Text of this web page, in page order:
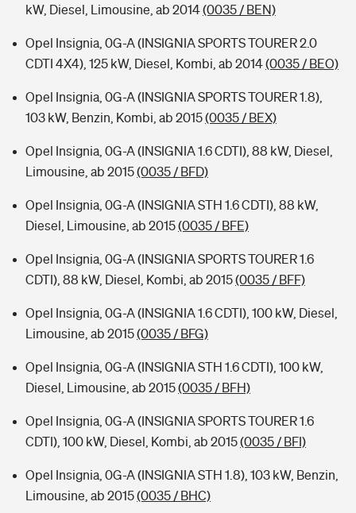
kW, Diesel, Limousine, ab 2014(0035 / BEN)
Opel Insignia, 0G-A (INSIGNIA SPORTS TOURER 2.0
CDTI 4X4), 125 kW, Diesel, Kombi, ab 2014(0035 / BEO)
Opel Insignia, 0G-A (INSIGNIA SPORTS TOURER 1.8),
103 kW, Benzin, Kombi, ab 2015(0035 / BEX)
Opel Insignia, 0G-A (INSIGNIA 1.6 CDTI), 88 kW, Diesel,
Limousine, ab 2015(0035 / BFD)
Opel Insignia, 0G-A (INSIGNIA STH 1.6 CDTI), 88 kW,
Diesel, Limousine, ab 2015(0035 / BFE)
Opel Insignia, 0G-A (INSIGNIA SPORTS TOURER 1.6
CDTI), 88 kW, Diesel, Kombi, ab 2015(0035 / BFF)
Opel Insignia, 0G-A (INSIGNIA 1.6 CDTI), 100 kW, Diesel,
Limousine, ab 2015(0035 / BFG)
Opel Insignia, 0G-A (INSIGNIA STH 1.6 CDTI), 100 kW,
Diesel, Limousine, ab 2015(0035 / BFH)
Opel Insignia, 0G-A (INSIGNIA SPORTS TOURER 1.6
CDTI), 100 kW, Diesel, Kombi, ab 2015(0035 / BFI)
Opel Insignia, 0G-A (INSIGNIA STH 1.8), 103 kW, Benzin,
Limousine, ab 2015(0035 / BHC)